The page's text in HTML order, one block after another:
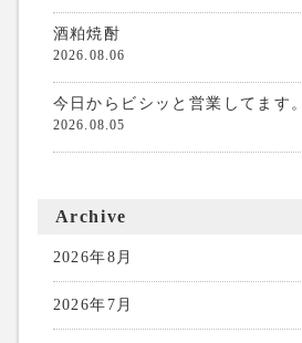
酒粕焼酎
2026.08.06
今日からビシッと営業してます。
2026.08.05
Archive
2026年8月
2026年7月